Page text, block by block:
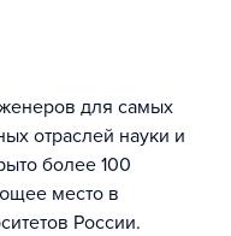
для самых
отраслей науки и
более 100
место в
России.